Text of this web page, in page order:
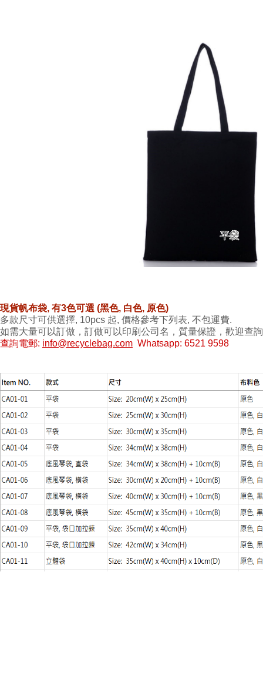
現貨帆布袋, 有3色可選 (黑色, 白色, 原色)
多款尺寸可供選擇, 10pcs 起, 價格參考下列表, 不包運費.
如需大量可以訂做，訂做可以印刷公司名，質量保證，歡迎查
查詢電郵: info@recyclebag.com Whatsapp: 6521 9598